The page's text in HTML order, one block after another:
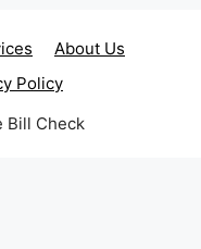
About Us
Policy
Bill Check